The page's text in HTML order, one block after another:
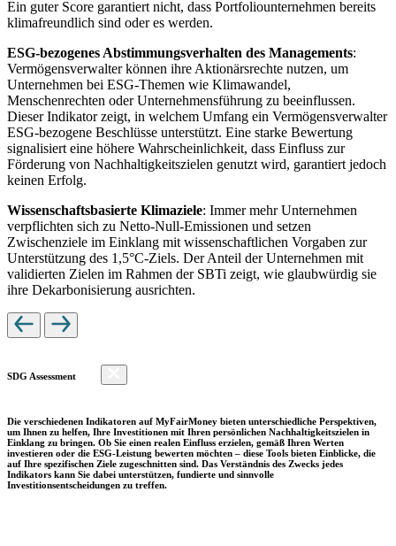
Ein guter Score garantiert nicht, dass Portfoliounternehmen bereits
klimafreundlich sind oder es werden.
ESG-bezogenes Abstimmungsverhalten des Managements:
Vermögensverwalter können ihre Aktionärsrechte nutzen, um
Unternehmen bei ESG-Themen wie Klimawandel,
Menschenrechten oder Unternehmensführung zu beeinflussen.
Dieser Indikator zeigt, in welchem Umfang ein Vermögensverwalter
ESG-bezogene Beschlüsse unterstützt. Eine starke Bewertung
signalisiert eine höhere Wahrscheinlichkeit, dass Einfluss zur
Förderung von Nachhaltigkeitszielen genutzt wird, garantiert jedoch
keinen Erfolg.
Wissenschaftsbasierte Klimaziele: Immer mehr Unternehmen
verpflichten sich zu Netto-Null-Emissionen und setzen
Zwischenziele im Einklang mit wissenschaftlichen Vorgaben zur
Unterstützung des 1,5°C-Ziels. Der Anteil der Unternehmen mit
validierten Zielen im Rahmen der SBTi zeigt, wie glaubwürdig sie
ihre Dekarbonisierung ausrichten.
SDG Assessment
Die verschiedenen Indikatoren auf MyFairMoney bieten unterschiedliche Perspektiven,
um Ihnen zu helfen, Ihre Investitionen mit Ihren persönlichen Nachhaltigkeitszielen in
Einklang zu bringen. Ob Sie einen realen Einfluss erzielen, gemäß Ihren Werten
investieren oder die ESG-Leistung bewerten möchten – diese Tools bieten Einblicke, die
auf Ihre spezifischen Ziele zugeschnitten sind. Das Verständnis des Zwecks jedes
Indikators kann Sie dabei unterstützen, fundierte und sinnvolle
Investitionsentscheidungen zu treffen.